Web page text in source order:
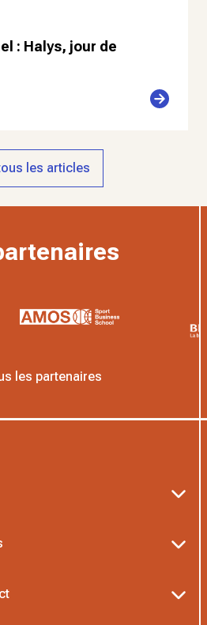
: Halys, jour de
les articles
les partenaires